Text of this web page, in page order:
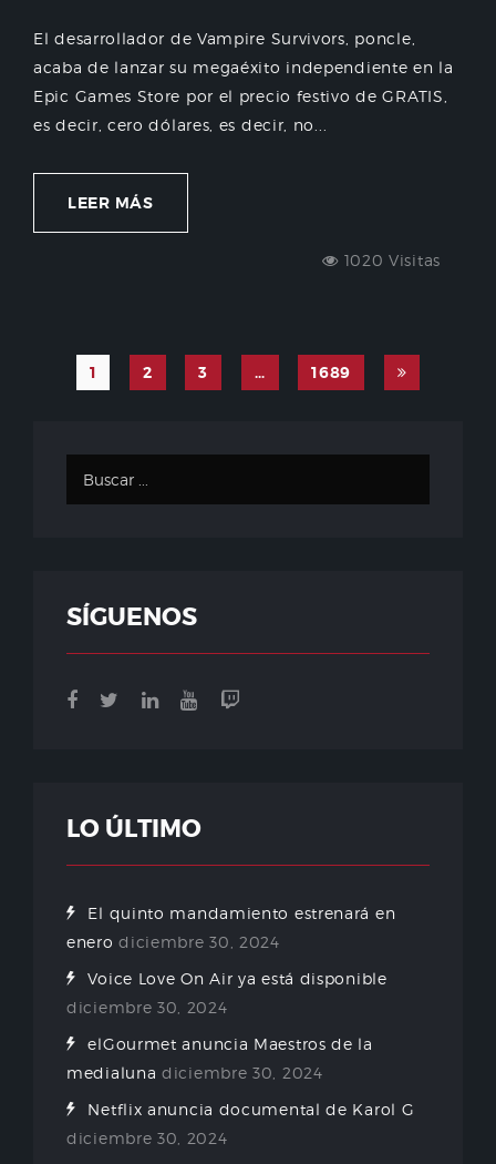
El desarrollador de Vampire Survivors, poncle,
acaba de lanzar su megaéxito independiente en la
Epic Games Store por el precio festivo de GRATIS,
es decir, cero dólares, es decir, no...
LEER MÁS
1020 Visitas
1 2 3 … 1689
SÍGUENOS
LO ÚLTIMO
El quinto mandamiento estrenará en
enero diciembre 30, 2024
Voice Love On Air ya está disponible
diciembre 30, 2024
elGourmet anuncia Maestros de la
medialuna diciembre 30, 2024
Netflix anuncia documental de Karol G
diciembre 30, 2024